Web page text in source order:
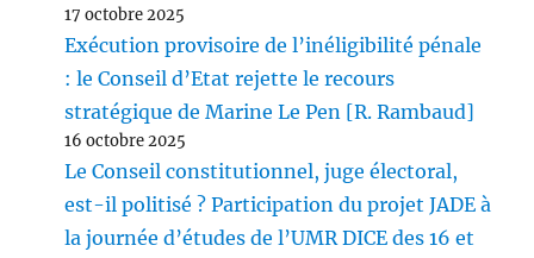
17 octobre 2025
Exécution provisoire de l’inéligibilité pénale
: le Conseil d’Etat rejette le recours
stratégique de Marine Le Pen [R. Rambaud]
16 octobre 2025
Le Conseil constitutionnel, juge électoral,
est-il politisé ? Participation du projet JADE à
la journée d’études de l’UMR DICE des 16 et